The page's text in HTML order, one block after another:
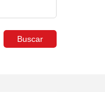
Buscar